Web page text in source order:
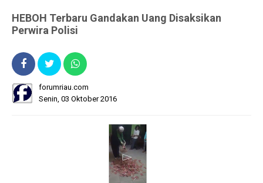
HEBOH Terbaru Gandakan Uang Disaksikan
Perwira Polisi
forumriau.com
Senin, 03 Oktober 2016